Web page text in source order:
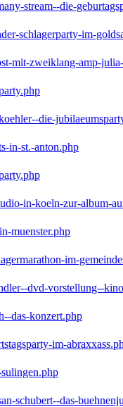
stream--die-
schlagerparty-im-
mit-zweiklang-amp-
die-
in-st.-anton.php
in-koeln-zur-album-
muenster.php
im-
dvd-vorstellung--
das-konzert.php
im-
schubert--das-